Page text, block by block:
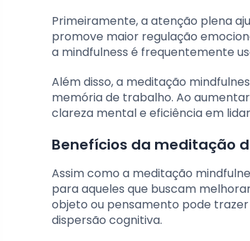
Primeiramente, a atenção plena
promove maior regulação
a mindfulness é frequentemente
Além disso, a meditação
memória de trabalho. Ao
clareza mental e eficiência em
Benefícios da meditação
Assim como a meditação
para aqueles que buscam
objeto ou pensamento pode
dispersão cognitiva.